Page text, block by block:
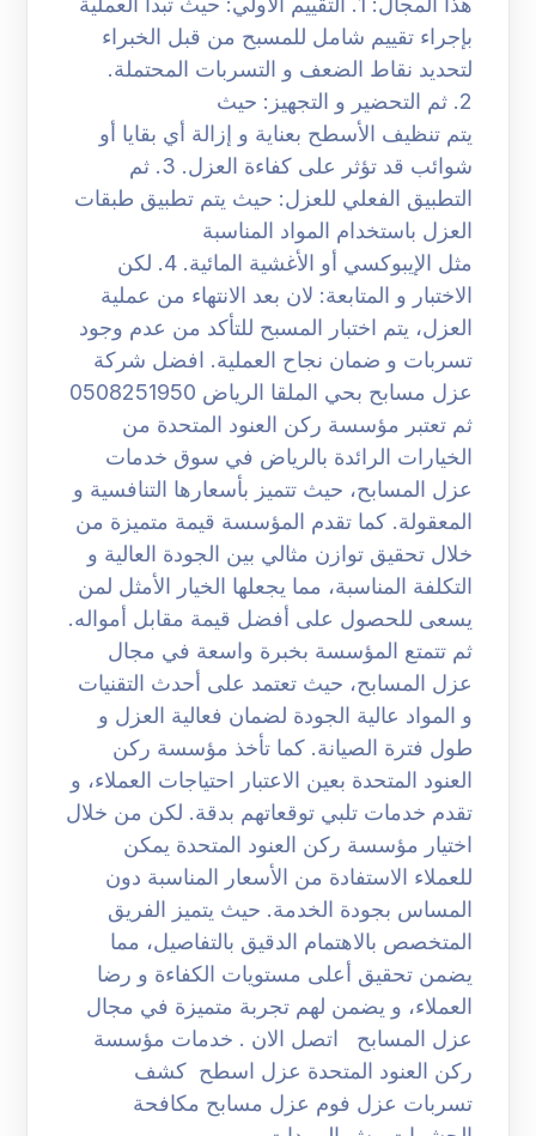
بإجراء تقييم شامل للمسبح من قبل الخبراء
لتحديد نقاط الضعف و التسربات المحتملة.
2. ثم التحضير و التجهيز: حيث
يتم تنظيف الأسطح بعناية و إزالة أي بقايا أو
شوائب قد تؤثر على كفاءة العزل. 3. ثم
التطبيق الفعلي للعزل: حيث يتم تطبيق طبقات
العزل باستخدام المواد المناسبة
مثل الإيبوكسي أو الأغشية المائية. 4. لكن
الاختبار و المتابعة: لان بعد الانتهاء من عملية
العزل، يتم اختبار المسبح للتأكد من عدم وجود
تسربات و ضمان نجاح العملية. افضل شركة
عزل مسابح بحي الملقا الرياض 0508251950
ثم تعتبر مؤسسة ركن العنود المتحدة من
الخيارات الرائدة بالرياض في سوق خدمات
عزل المسابح، حيث تتميز بأسعارها التنافسية و
المعقولة. كما تقدم المؤسسة قيمة متميزة من
خلال تحقيق توازن مثالي بين الجودة العالية و
التكلفة المناسبة، مما يجعلها الخيار الأمثل لمن
يسعى للحصول على أفضل قيمة مقابل أمواله.
ثم تتمتع المؤسسة بخبرة واسعة في مجال
عزل المسابح، حيث تعتمد على أحدث التقنيات
و المواد عالية الجودة لضمان فعالية العزل و
طول فترة الصيانة. كما تأخذ مؤسسة ركن
العنود المتحدة بعين الاعتبار احتياجات العملاء، و
تقدم خدمات تلبي توقعاتهم بدقة. لكن من خلال
اختيار مؤسسة ركن العنود المتحدة يمكن
للعملاء الاستفادة من الأسعار المناسبة دون
المساس بجودة الخدمة. حيث يتميز الفريق
المتخصص بالاهتمام الدقيق بالتفاصيل، مما
يضمن تحقيق أعلى مستويات الكفاءة و رضا
العملاء، و يضمن لهم تجربة متميزة في مجال
عزل المسابح اتصل الان . خدمات مؤسسة
ركن العنود المتحدة عزل اسطح كشف
تسربات عزل فوم عزل مسابح مكافحة